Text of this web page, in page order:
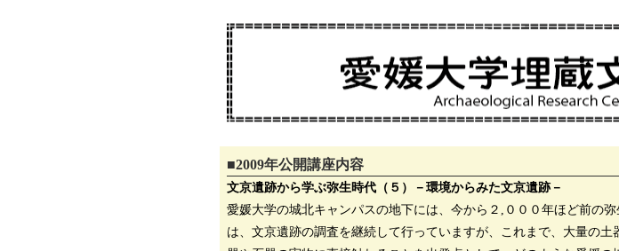
■2009年公開講座内容
文京遺跡から学ぶ弥生時代（５）－環境からみた文京遺跡－
愛媛大学の城北キャンパスの地下には、今から２,０００年ほど前の
は、文京遺跡の調査を継続して行っていますが、これまで、大量の